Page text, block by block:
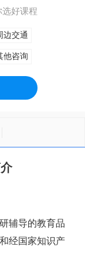
好课程
边交通
他咨询
辅导的教育品
经国家知识产